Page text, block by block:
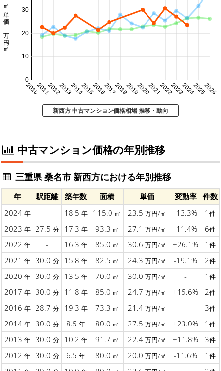
20102011201220132014201520162017201820192020202120222023202420252026
0
10
20
30
㎡単価 万円/㎡
新西方 中古マンション価格相場 推移・動向
中古マンション価格の年別推移
三重県 桑名市 新西方における年別推移
年 駅距離 築年数 面積 単価 変動率
件数
2024 年 - 18.5 年 115.0 ㎡ 23.5 万円/㎡ -13.3% 1 件
2023 年 27.5 分 17.3 年 93.3 ㎡ 27.1 万円/㎡ -11.4% 6件
2022 年 - 16.3 年 85.0 ㎡ 30.6 万円/㎡ +26.1% 1 件
2021 年 30.0 分 15.8 年 82.5 ㎡ 24.3 万円/㎡ -19.1% 2件
2020 年 30.0 分 13.5 年 70.0 ㎡ 30.0 万円/㎡ - 1 件
2017 年 30.0 分 11.8 年 85.0 ㎡ 24.7 万円/㎡ +15.6% 2件
2016 年 28.7 分 19.3 年 73.3 ㎡ 21.4 万円/㎡ - 3件
2014 年 30.0 分 8.5 年 80.0 ㎡ 27.5 万円/㎡ +23.0% 1 件
2013 年 30.0 分 10.2 年 91.7 ㎡ 22.4 万円/㎡ +11.8% 3件
2012 年 30.0 分 6.5 年 80.0 ㎡ 20.0 万円/㎡ -11.6% 1 件